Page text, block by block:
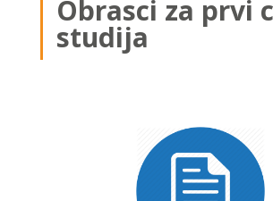
Obrasci za prvi
studija